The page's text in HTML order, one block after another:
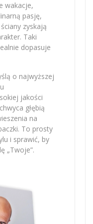
wakacje,
pasję,
zyskają
Taki
dopasuje
o najwyższej
jakości
głębią
na
To prosty
i sprawić, by
„Twoje”.